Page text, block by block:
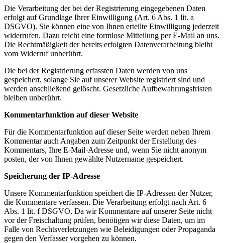
Die Verarbeitung der bei der Registrierung eingegebenen Daten
erfolgt auf Grundlage Ihrer Einwilligung (Art. 6 Abs. 1 lit. a
DSGVO). Sie können eine von Ihnen erteilte Einwilligung jederzeit
widerrufen. Dazu reicht eine formlose Mitteilung per E-Mail an uns.
Die Rechtmäßigkeit der bereits erfolgten Datenverarbeitung bleibt
vom Widerruf unberührt.
Die bei der Registrierung erfassten Daten werden von uns
gespeichert, solange Sie auf unserer Website registriert sind und
werden anschließend gelöscht. Gesetzliche Aufbewahrungsfristen
bleiben unberührt.
Kommentarfunktion auf dieser Website
Für die Kommentarfunktion auf dieser Seite werden neben Ihrem
Kommentar auch Angaben zum Zeitpunkt der Erstellung des
Kommentars, Ihre E-Mail-Adresse und, wenn Sie nicht anonym
posten, der von Ihnen gewählte Nutzername gespeichert.
Speicherung der IP-Adresse
Unsere Kommentarfunktion speichert die IP-Adressen der Nutzer,
die Kommentare verfassen. Die Verarbeitung erfolgt nach Art. 6
Abs. 1 lit. f DSGVO. Da wir Kommentare auf unserer Seite nicht
vor der Freischaltung prüfen, benötigen wir diese Daten, um im
Falle von Rechtsverletzungen wie Beleidigungen oder Propaganda
gegen den Verfasser vorgehen zu können.